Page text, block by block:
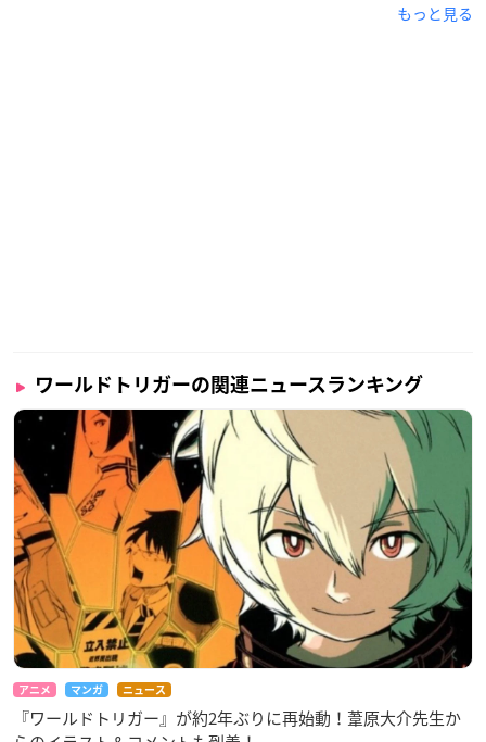
もっと見る
ワールドトリガーの関連ニュースランキング
アニメ マンガ ニュース
『ワールドトリガー』が約2年ぶりに再始動！葦原大介先生か